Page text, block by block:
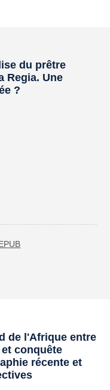
du prêtre
Regia. Une
?
de l'Afrique entre
conquête
récente et